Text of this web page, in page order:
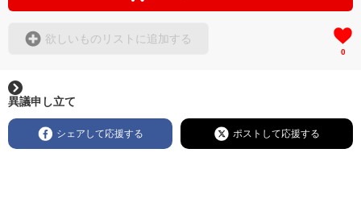
欲しいものリストに追加する
0
異議申し立て
シェアして応援する ポストして応援する